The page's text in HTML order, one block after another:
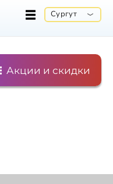
Сургут
Акции и скидки